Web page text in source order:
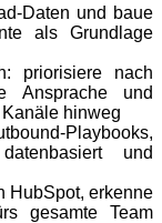
Daten und baue
als Grundlage
priorisiere nach
Ansprache und
hinweg
Playbooks,
und
HubSpot, erkenne
gesamte Team